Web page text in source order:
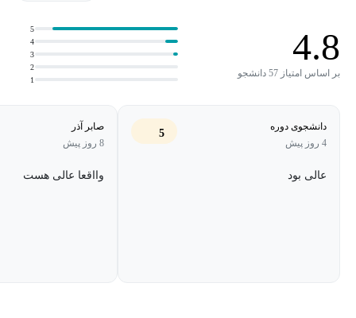
4.8
بر اساس امتیاز 57 دانشجو
1
2
3
4
5
دانشجوی دوره
4 روز پیش
5
عالی بود
صابر آذر
8 روز پیش
وااقعا عالی هست